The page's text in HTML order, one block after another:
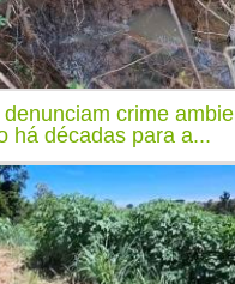
crime
há décadas para a...